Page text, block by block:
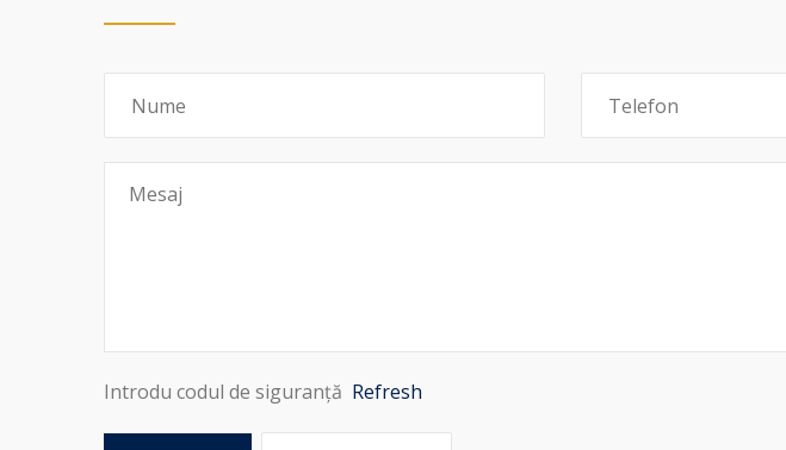
Introdu codul de siguranță Refresh